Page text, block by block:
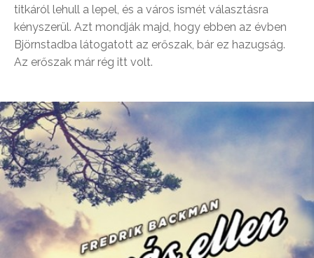
titkáról lehull a lepel, és a város ismét választásra
kényszerül. Azt mondják majd, hogy ebben az évben
Björnstadba látogatott az erőszak, bár ez hazugság.
Az erőszak már rég itt volt.